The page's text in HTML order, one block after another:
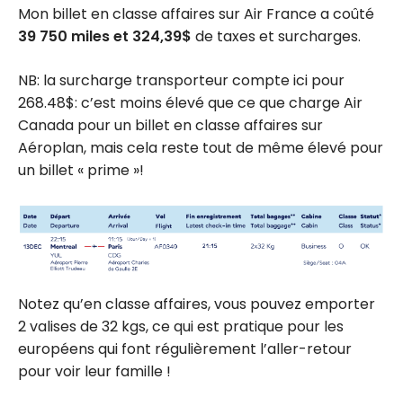
Mon billet en classe affaires sur Air France a coûté
39 750 miles et 324,39$ de taxes et surcharges.
NB: la surcharge transporteur compte ici pour
268.48$: c’est moins élevé que ce que charge Air
Canada pour un billet en classe affaires sur
Aéroplan, mais cela reste tout de même élevé pour
un billet « prime »!
Notez qu’en classe affaires, vous pouvez emporter
2 valises de 32 kgs, ce qui est pratique pour les
européens qui font régulièrement l’aller-retour
pour voir leur famille !